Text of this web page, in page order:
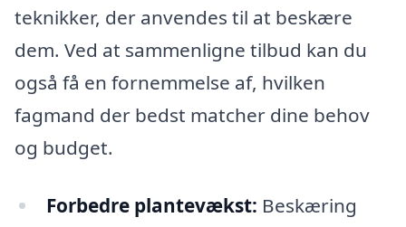
teknikker, der anvendes til at beskære
dem. Ved at sammenligne tilbud kan du
også få en fornemmelse af, hvilken
fagmand der bedst matcher dine behov
og budget.
Forbedre plantevækst: Beskæring